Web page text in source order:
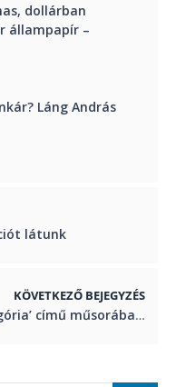
dollárban
állampapír –
Láng András
látunk
KÖVETKEZŐ BEJEGYZÉS
SPB a Trend FM ‘Prémium Kategória’ című műsorában